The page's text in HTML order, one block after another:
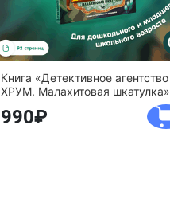
Книга «Детективное агентство
ХРУМ. Малахитовая шкатулка»
990